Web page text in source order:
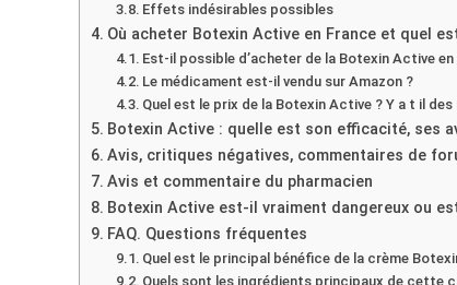
Effets indésirables possibles
Où acheter Botexin Active en France et quel
Est-il possible d’acheter de la Botexin Active
Le médicament est-il vendu sur Amazon ?
Quel est le prix de la Botexin Active ? Y a t il
Botexin Active : quelle est son efficacité, ses
Avis, critiques négatives, commentaires de
Avis et commentaire du pharmacien
Botexin Active est-il vraiment dangereux ou
FAQ. Questions fréquentes
Quel est le principal bénéfice de la crème
Quels sont les ingrédients principaux de cette